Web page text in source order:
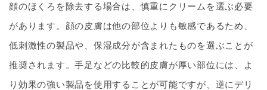
顔のほくろを除去する場合は、慎重にクリームを選ぶ必要
があります。顔の皮膚は他の部位よりも敏感であるため、
低刺激性の製品や、保湿成分が含まれたものを選ぶことが
推奨されます。手足などの比較的皮膚が厚い部位には、よ
り効果の強い製品を使用することが可能ですが、逆にデリ